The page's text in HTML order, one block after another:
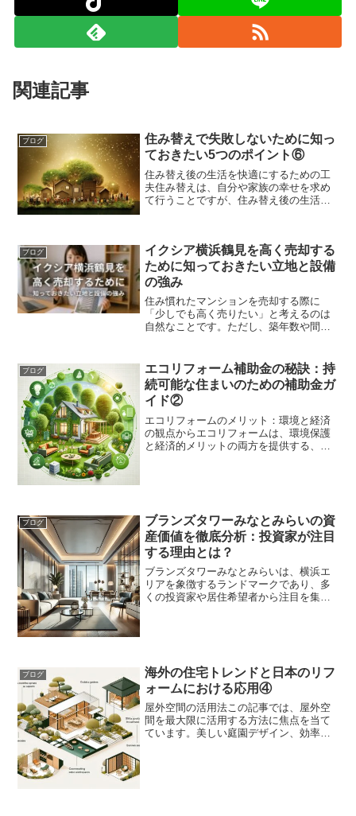
関連記事
ブログ
住み替えで失敗しないために知っ
ておきたい5つのポイント⑥
住み替え後の生活を快適にするための工
夫住み替えは、自分や家族の幸せを求め
て行うことですが、住み替え後の生活に
なかったり、逆にデメリッ...
ブログ
イクシア横浜鶴見を高く売却する
ために知っておきたい立地と設備
の強み
住み慣れたマンションを売却する際に
「少しでも高く売りたい」と考えるのは
自然なことです。ただし、築年数や間取
状況や共用設備といった要素も大きな評
価対象になる場合があります...
ブログ
エコリフォーム補助金の秘訣：持
続可能な住まいのための補助金ガ
イド②
エコリフォームのメリット：環境と経済
の観点からエコリフォームは、環境保護
と経済的メリットの両方を提供する、今
ブログ
ブランズタワーみなとみらいの資
産価値を徹底分析：投資家が注目
する理由とは？
ブランズタワーみなとみらいは、横浜エ
リアを象徴するランドマークであり、多
くの投資家や居住希望者から注目を集め
ブログ
海外の住宅トレンドと日本のリフ
ォームにおける応用④
屋外空間の活用法この記事では、屋外空
間を最大限に活用する方法に焦点を当て
ています。美しい庭園デザイン、効率的